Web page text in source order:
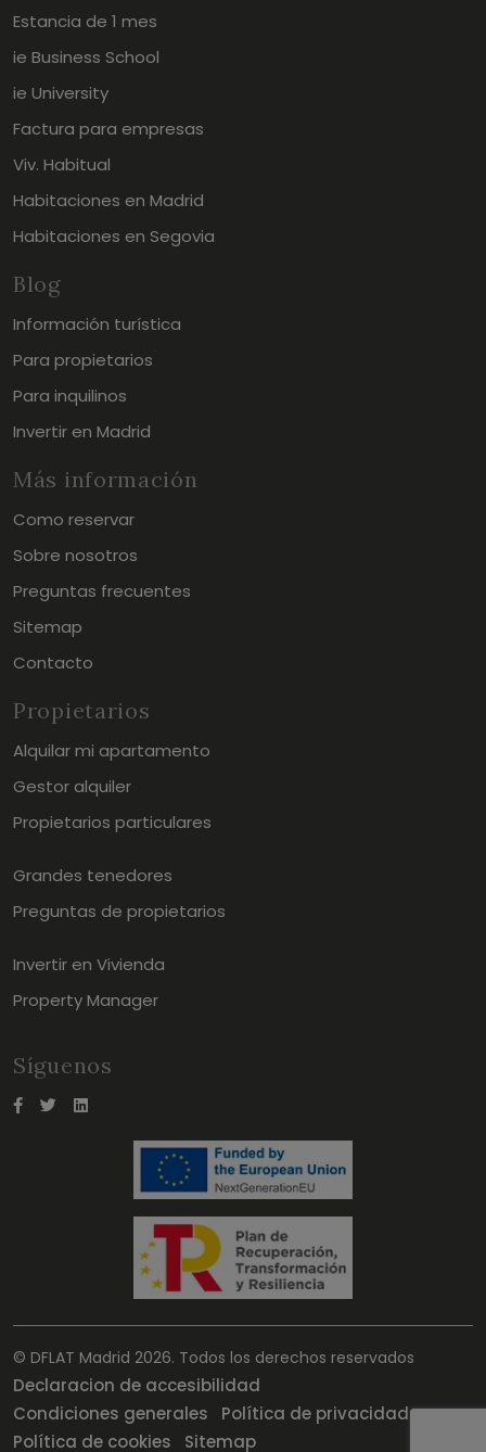
Estancia de 1 mes
ie Business School
ie University
Factura para empresas
Viv. Habitual
Habitaciones en Madrid
Habitaciones en Segovia
Blog
Información turística
Para propietarios
Para inquilinos
Invertir en Madrid
Más información
Como reservar
Sobre nosotros
Preguntas frecuentes
Sitemap
Contacto
Propietarios
Alquilar mi apartamento
Gestor alquiler
Propietarios particulares
Grandes tenedores
Preguntas de propietarios
Invertir en Vivienda
Property Manager
Síguenos
© DFLAT Madrid 2026. Todos los derechos reservados
Declaracion de accesibilidad
Condiciones generales
Política de privacidad
Política de cookies
Sitemap